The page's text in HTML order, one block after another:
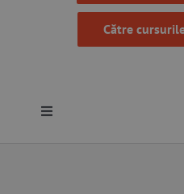
Către
Toggle